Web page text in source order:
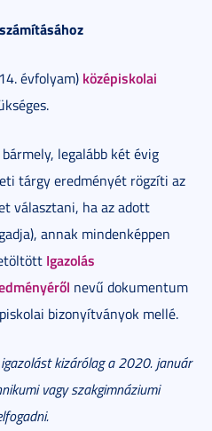
évfolyam) középiskolai
legalább két évig
tárgy eredményét rögzíti az
választani, ha az adott
annak mindenképpen
Igazolás
nevű dokumentum
bizonyítványok mellé.
kizárólag a 2020. január
vagy szakgimnáziumi